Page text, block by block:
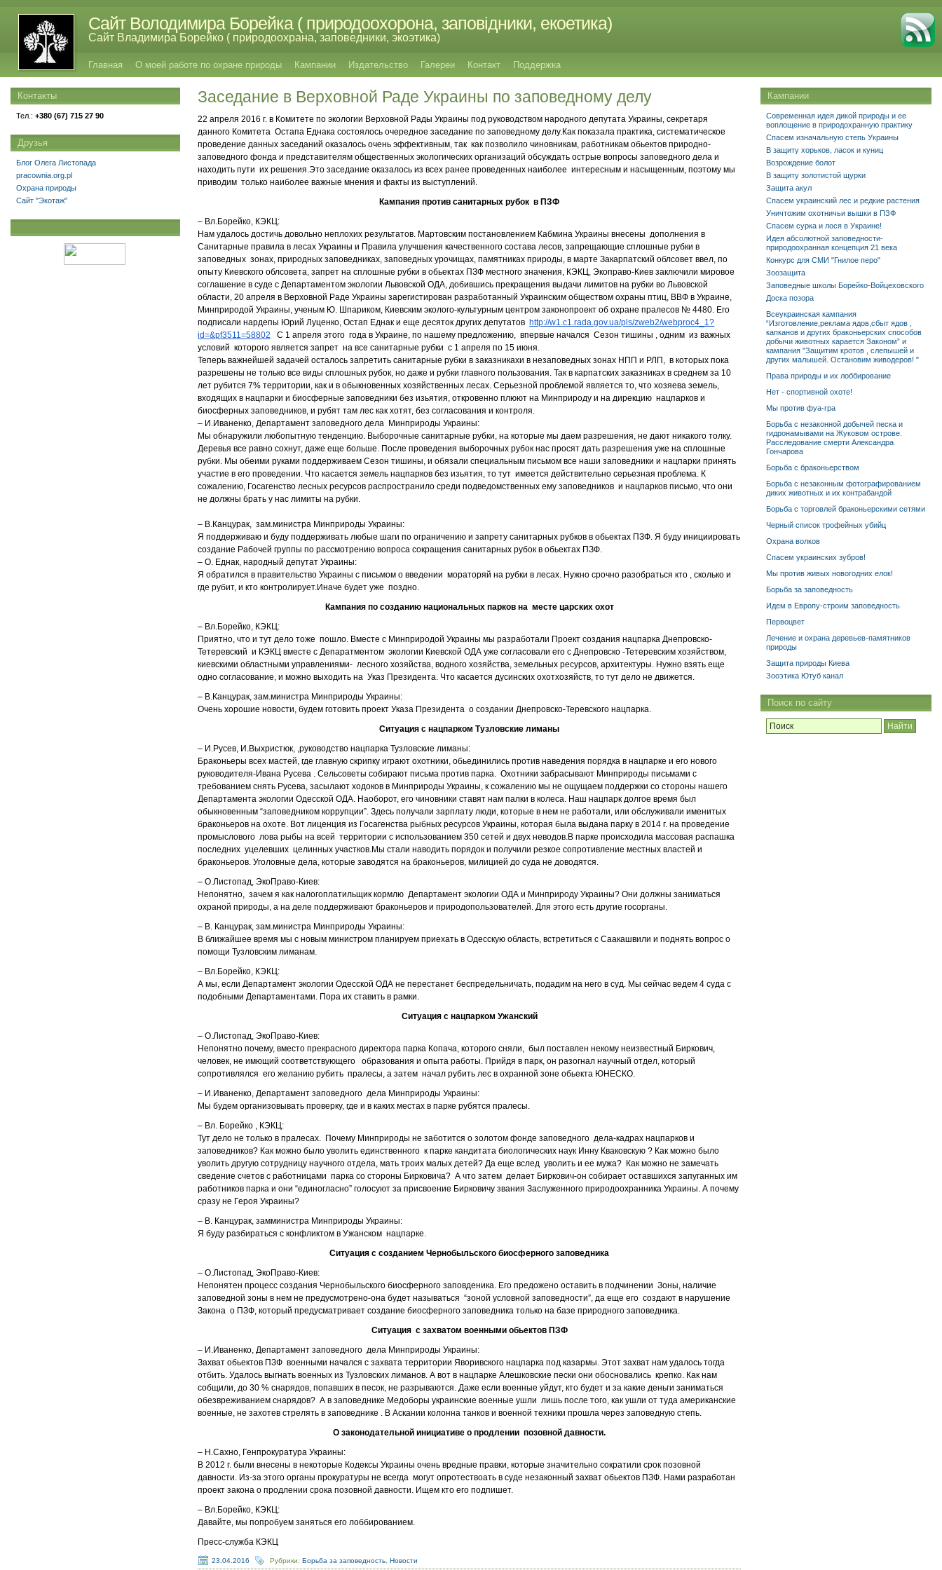
Сайт Володимира Борейка ( природоохорона, заповідники, екоетика)
Сайт Владимира Борейко ( природоохрана, заповедники, экоэтика)
Главная О моей работе по охране природы Кампании Издательство Галереи Контакт Поддержка
Заседание в Верховной Раде Украины по заповедному делу
22 апреля 2016 г. в Комитете по экологии Верховной Рады Украины под руководством народного депутата Украины, секретаря
данного Комитета Остапа Еднака состоялось очередное заседание по заповедному делу.Как показала практика, систематическое
проведение данных заседаний оказалось очень эффективным, так как позволило чиновникам, работникам обьектов природно-
заповедного фонда и представителям общественных экологических организаций обсуждать острые вопросы заповедного дела и
находить пути их решения.Это заседание оказалось из всех ранее проведенных наиболее интересным и насыщенным, поэтому мы
приводим только наиболее важные мнения и факты из выступлений.
Кампания против санитарных рубок в ПЗФ
– Вл.Борейко, КЭКЦ:
Нам удалось достичь довольно неплохих результатов. Мартовским постановлением Кабмина Украины внесены дополнения в
Санитарные правила в лесах Украины и Правила улучшения качественного состава лесов, запрещающие сплошные рубки в
заповедных зонах, природных заповедниках, заповедных урочищах, памятниках природы, в марте Закарпатский облсовет ввел, по
опыту Киевского облсовета, запрет на сплошные рубки в обьектах ПЗФ местного значения, КЭКЦ, Экоправо-Киев заключили мировое
соглашение в суде с Департаментом экологии Львовской ОДА, добившись прекращения выдачи лимитов на рубки во Львовской
области, 20 апреля в Верховной Раде Украины зарегистирован разработанный Украинским обществом охраны птиц, ВВФ в Украине,
Минприродой Украины, ученым Ю. Шпариком, Киевским эколого-культурным центром законопроект об охране пралесов № 4480. Его
подписали нардепы Юрий Луценко, Остап Еднак и еще десяток других депутатов http://w1.c1.rada.gov.ua/pls/zweb2/webproc4_1?
id=&pf3511=58802 С 1 апреля этого года в Украине, по нашему предложению, впервые начался Сезон тишины , одним из важных
условий которого является запрет на все санитарные рубки с 1 апреля по 15 июня.
Теперь важнейшей задачей осталось запретить санитарные рубки в заказникахи в незаповедных зонах НПП и РЛП, в которых пока
разрешены не только все виды сплошных рубок, но даже и рубки главного пользования. Так в карпатских заказниках в среднем за 10
лет рубится 7% территории, как и в обыкновенных хозяйственных лесах. Серьезной проблемой является то, что хозяева земель,
входящих в нацпарки и биосферные заповедники без изьятия, откровенно плюют на Минприроду и на дирекцию нацпарков и
биосферных заповедников, и рубят там лес как хотят, без согласования и контроля.
– И.Иваненко, Департамент заповедного дела Минприроды Украины:
Мы обнаружили любопытную тенденцию. Выборочные санитарные рубки, на которые мы даем разрешения, не дают никакого толку.
Деревья все равно сохнут, даже еще больше. После проведения выборочных рубок нас просят дать разрешения уже на сплошные
рубки. Мы обеими руками поддерживаем Сезон тишины, и обязали специальным письмом все наши заповедники и нацпарки принять
участие в его проведении. Что касается земель нацпарков без изьятия, то тут имеется действительно серьезная проблема. К
сожалению, Госагенство лесных ресурсов распространило среди подведомственных ему заповедников и нацпарков письмо, что они
не должны брать у нас лимиты на рубки.
– В.Канцурак, зам.министра Минприроды Украины:
Я поддерживаю и буду поддерживать любые шаги по ограничению и запрету санитарных рубков в обьектах ПЗФ. Я буду инициировать
создание Рабочей группы по рассмотрению вопроса сокращения санитарных рубок в обьектах ПЗФ.
– О. Еднак, народный депутат Украины:
Я обратился в правительство Украины с письмом о введении мораторяй на рубки в лесах. Нужно срочно разобраться кто , сколько и
где рубит, и кто контролирует.Иначе будет уже поздно.
Кампания по созданию национальных парков на месте царских охот
– Вл.Борейко, КЭКЦ:
Приятно, что и тут дело тоже пошло. Вместе с Минприродой Украины мы разработали Проект создания нацпарка Днепровско-
Тетеревский и КЭКЦ вместе с Депаратментом экологии Киевской ОДА уже согласовали его с Днепровско -Тетеревским хозяйством,
киевскими областными управлениями- лесного хозяйства, водного хозяйства, земельных ресурсов, архитектуры. Нужно взять еще
одно согласование, и можно выходить на Указ Президента. Что касается дусинских охотхозяйств, то тут дело не движется.
– В.Канцурак, зам.министра Минприроды Украины:
Очень хорошие новости, будем готовить проект Указа Президента о создании Днепровско-Теревского нацпарка.
Ситуация с нацпарком Тузловские лиманы
– И.Русев, И.Выхристюк, ,руководство нацпарка Тузловские лиманы:
Браконьеры всех мастей, где главную скрипку играют охотники, обьединились против наведения порядка в нацпарке и его нового
руководителя-Ивана Русева . Сельсоветы собирают письма против парка. Охотники забрасывают Минприроды письмами с
требованием снять Русева, засылают ходоков в Минприроды Украины, к сожалению мы не ощущаем поддержки со стороны нашего
Департамента экологии Одесской ОДА. Наоборот, его чиновники ставят нам палки в колеса. Наш нацпарк долгое время был
обыкновенным “заповедником коррупции”. Здесь получали зарплату люди, которые в нем не работали, или обслуживали именитых
браконьеров на охоте. Вот лиценция из Госагенства рыбных ресурсов Украины, которая была выдана парку в 2014 г. на проведение
промыслового лова рыбы на всей территории с использованием 350 сетей и двух неводов.В парке происходила массовая распашка
последних уцелевших целинных участков.Мы стали наводить порядок и получили резкое сопротивление местных властей и
браконьеров. Уголовные дела, которые заводятся на браконьеров, милицией до суда не доводятся.
– О.Листопад, ЭкоПраво-Киев:
Непонятно, зачем я как налогоплатильщик кормлю Департамент экологии ОДА и Минприроду Украины? Они должны заниматься
охраной природы, а на деле поддерживают браконьеров и природопользователей. Для этого есть другие госорганы.
– В. Канцурак, зам.министра Минприроды Украины:
В ближайшее время мы с новым министром планируем приехать в Одесскую область, встретиться с Саакашвили и поднять вопрос о
помощи Тузловским лиманам.
– Вл.Борейко, КЭКЦ:
А мы, если Департамент экологии Одесской ОДА не перестанет беспредельничать, подадим на него в суд. Мы сейчас ведем 4 суда с
подобными Департаментами. Пора их ставить в рамки.
Ситуация с нацпарком Ужанский
– О.Листопад, ЭкоПраво-Киев:
Непонятно почему, вместо прекрасного директора парка Копача, которого сняли, был поставлен некому неизвестный Биркович,
человек, не имющий соответствующего образования и опыта работы. Прийдя в парк, он разогнал научный отдел, который
сопротивлялся его желанию рубить пралесы, а затем начал рубить лес в охранной зоне обьекта ЮНЕСКО.
– И.Иваненко, Департамент заповедного дела Минприроды Украины:
Мы будем организовывать проверку, где и в каких местах в парке рубятся пралесы.
– Вл. Борейко , КЭКЦ:
Тут дело не только в пралесах. Почему Минприроды не заботится о золотом фонде заповедного дела-кадрах нацпарков и
заповедников? Как можно было уволить единственного к парке кандитата биологических наук Инну Кваковскую ? Как можно было
уволить другую сотрудницу научного отдела, мать троих малых детей? Да еще вслед уволить и ее мужа? Как можно не замечать
сведение счетов с работницами парка со стороны Бирковича? А что затем делает Биркович-он собирает оставшихся запуганных им
работников парка и они “единогласно” голосуют за присвоение Бирковичу звания Заслуженного природоохранника Украины. А почему
сразу не Героя Украины?
– В. Канцурак, замминистра Минприроды Украины:
Я буду разбираться с конфликтом в Ужанском нацпарке.
Ситуация с созданием Чернобыльского биосферного заповедника
– О.Листопад, ЭкоПраво-Киев:
Непонятен процесс создания Чернобыльского биосферного заповденика. Его предожено оставить в подчинении Зоны, наличие
заповедной зоны в нем не предусмотрено-она будет называться “зоной условной заповедности”, да еще его создают в нарушение
Закона о ПЗФ, который предусматривает создание биосферного заповедника только на базе природного заповедника.
Ситуация с захватом военными обьектов ПЗФ
– И.Иваненко, Департамент заповедного дела Минприроды Украины:
Захват обьектов ПЗФ военными начался с захвата территории Яворивского нацпарка под казармы. Этот захват нам удалось тогда
отбить. Удалось выгнать военных из Тузловских лиманов. А вот в нацпарке Алешковские пески они обосновались крепко. Как нам
собщили, до 30 % снарядов, попавших в песок, не разрываются. Даже если военные уйдут, кто будет и за какие деньги заниматься
обезвреживанием снарядов? А в заповеднике Медоборы украинские военные ушли лишь после того, как ушли от туда американские
военные, не захотев стрелять в заповеднике . В Аскании колонна танков и военной техники прошла через заповедную степь.
О законодательной инициативе о продлении позовной давности.
– Н.Сахно, Генпрокуратура Украины:
В 2012 г. были внесены в некоторые Кодексы Украины очень вредные правки, которые значительно сократили срок позовной
давности. Из-за этого органы прокуратуры не всегда могут опротествоать в суде незаконный захват обьектов ПЗФ. Нами разработан
проект закона о продлении срока позовной давности. Ищем кто его подпишет.
– Вл.Борейко, КЭКЦ:
Давайте, мы попробуем заняться его лоббированием.
Пресс-служба КЭКЦ
23.04.2016 Рубрики:Борьба за заповедность ,Новости
Кампании
Современная идея дикой природы и ее
воплощение в природохранную практику
Спасем изначальную степь Украины
В защиту хорьков, ласок и куниц
Возрождение болот
В защиту золотистой щурки
Защита акул
Спасем украинский лес и редкие растения
Уничтожим охотничьи вышки в ПЗФ
Спасем сурка и лося в Украине!
Идея абсолютной заповедности-
природоохранная концепция 21 века
Конкурс для СМИ "Гнилое перо"
Зоозащита
Заповедные школы Борейко-Войцеховского
Доска позора
Всеукраинская кампания
“Изготовление,реклама ядов,сбыт ядов ,
капканов и других браконьерских способов
добычи животных карается Законом” и
кампания "Защитим кротов , слепышей и
других малышей. Остановим живодеров! "
Права природы и их лоббирование
Нет - спортивной охоте!
Мы против фуа-гра
Борьба с незаконной добычей песка и
гидронамывами на Жуковом острове.
Расследование смерти Александра
Гончарова
Борьба с браконьерством
Борьба с незаконным фотографированием
диких животных и их контрабандой
Борьба с торговлей браконьерскими сетями
Черный список трофейных убийц
Охрана волков
Спасем украинских зубров!
Мы против живых новогодних елок!
Борьба за заповедность
Идем в Европу-строим заповедность
Первоцвет
Лечение и охрана деревьев-памятников
природы
Защита природы Киева
Зооэтика Ютуб канал
Поиск по сайту
Контакты
Тел.: +380 (67) 715 27 90
Друзья
Блог Олега Листопада
pracownia.org.pl
Охрана природы
Сайт "Экотаж"